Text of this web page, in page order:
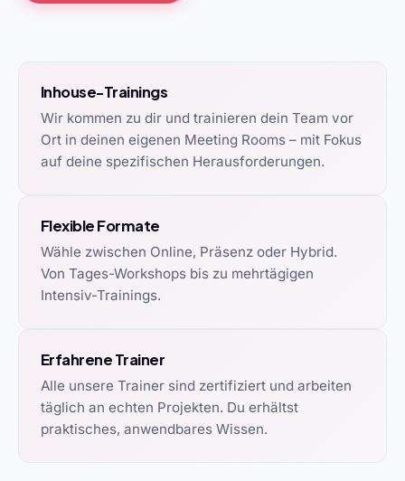
Inhouse-Trainings
Wir kommen zu dir und trainieren dein Team vor
Ort in deinen eigenen Meeting Rooms – mit Fokus
auf deine spezifischen Herausforderungen.
Flexible Formate
Wähle zwischen Online, Präsenz oder Hybrid.
Von Tages-Workshops bis zu mehrtägigen
Intensiv-Trainings.
Erfahrene Trainer
Alle unsere Trainer sind zertifiziert und arbeiten
täglich an echten Projekten. Du erhältst
praktisches, anwendbares Wissen.